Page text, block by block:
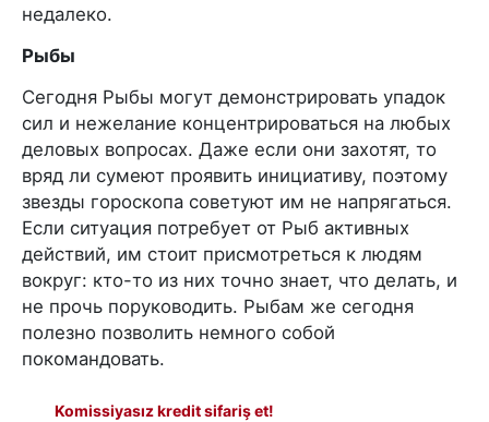
недалеко.
Рыбы
Сегодня Рыбы могут демонстрировать упадок
сил и нежелание концентрироваться на любых
деловых вопросах. Даже если они захотят, то
вряд ли сумеют проявить инициативу, поэтому
звезды гороскопа советуют им не напрягаться.
Если ситуация потребует от Рыб активных
действий, им стоит присмотреться к людям
вокруг: кто-то из них точно знает, что делать, и
не прочь поруководить. Рыбам же сегодня
полезно позволить немного собой
покомандовать.
Komissiyasız kredit sifariş et!